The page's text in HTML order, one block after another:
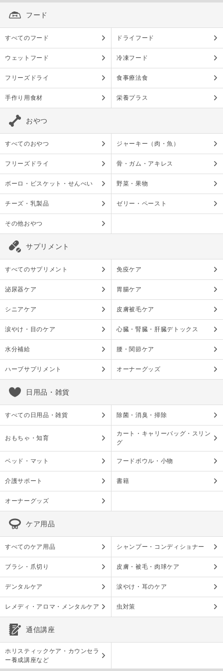
フード
すべてのフード ドライフード
ウェットフード 冷凍フード
フリーズドライ 食事療法食
手作り用食材 栄養プラス
おやつ
すべてのおやつ ジャーキー（肉・魚）
フリーズドライ 骨・ガム・アキレス
ボーロ・ビスケット・せんべい 野菜・果物
チーズ・乳製品 ゼリー・ペースト
その他おやつ
サプリメント
すべてのサプリメント 免疫ケア
泌尿器ケア 胃腸ケア
シニアケア 皮膚被毛ケア
涙やけ・目のケア 心臓・腎臓・肝臓デトックス
水分補給 腰・関節ケア
ハーブサプリメント オーナーグッズ
日用品・雑貨
すべての日用品・雑貨 除菌・消臭・掃除
おもちゃ・知育
カート・キャリーバッグ・スリン
グ
ベッド・マット フードボウル・小物
介護サポート 書籍
オーナーグッズ
ケア用品
すべてのケア用品 シャンプー・コンディショナー
ブラシ・爪切り 皮膚・被毛・肉球ケア
デンタルケア 涙やけ・耳のケア
レメディ・アロマ・メンタルケア 虫対策
通信講座
ホリスティックケア・カウンセラ
ー養成講座など